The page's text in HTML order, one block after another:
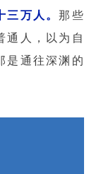
三万人。那些
通人，以为自
是通往深渊的